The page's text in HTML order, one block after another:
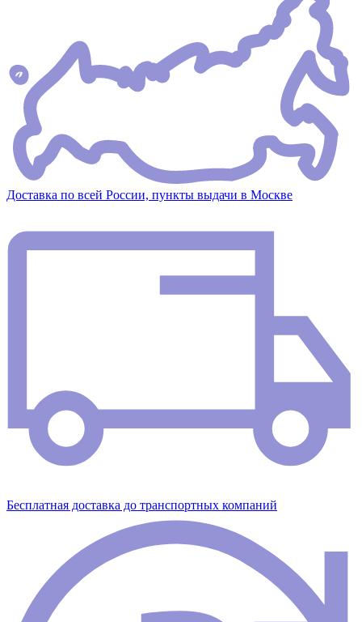
Доставка по всей России, пункты выдачи в Москве
Бесплатная доставка до транспортных компаний